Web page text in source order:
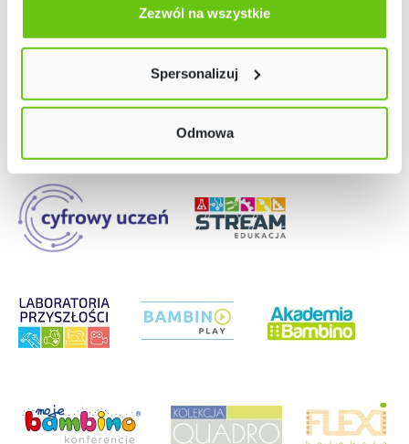
użyjemy tylko plików niezbędnych dla naszej strony.
Twój wybór możesz zmienić przez kliknięcie przycisku w
Polityce prywatności
Zezwól na wszystkie
Spersonalizuj
Odmowa
Nasze strony